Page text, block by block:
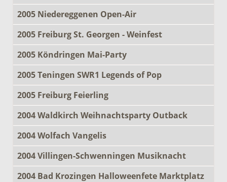
2005 Niedereggenen Open-Air
2005 Freiburg St. Georgen - Weinfest
2005 Köndringen Mai-Party
2005 Teningen SWR1 Legends of Pop
2005 Freiburg Feierling
2004 Waldkirch Weihnachtsparty Outback
2004 Wolfach Vangelis
2004 Villingen-Schwenningen Musiknacht
2004 Bad Krozingen Halloweenfete Marktplatz